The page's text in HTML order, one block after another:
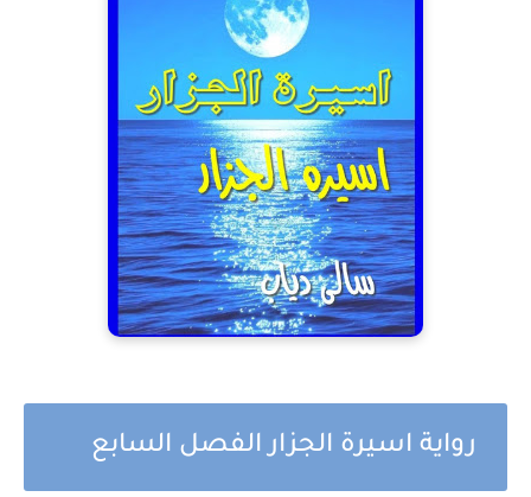
رواية اسيرة الجزار الفصل السابع